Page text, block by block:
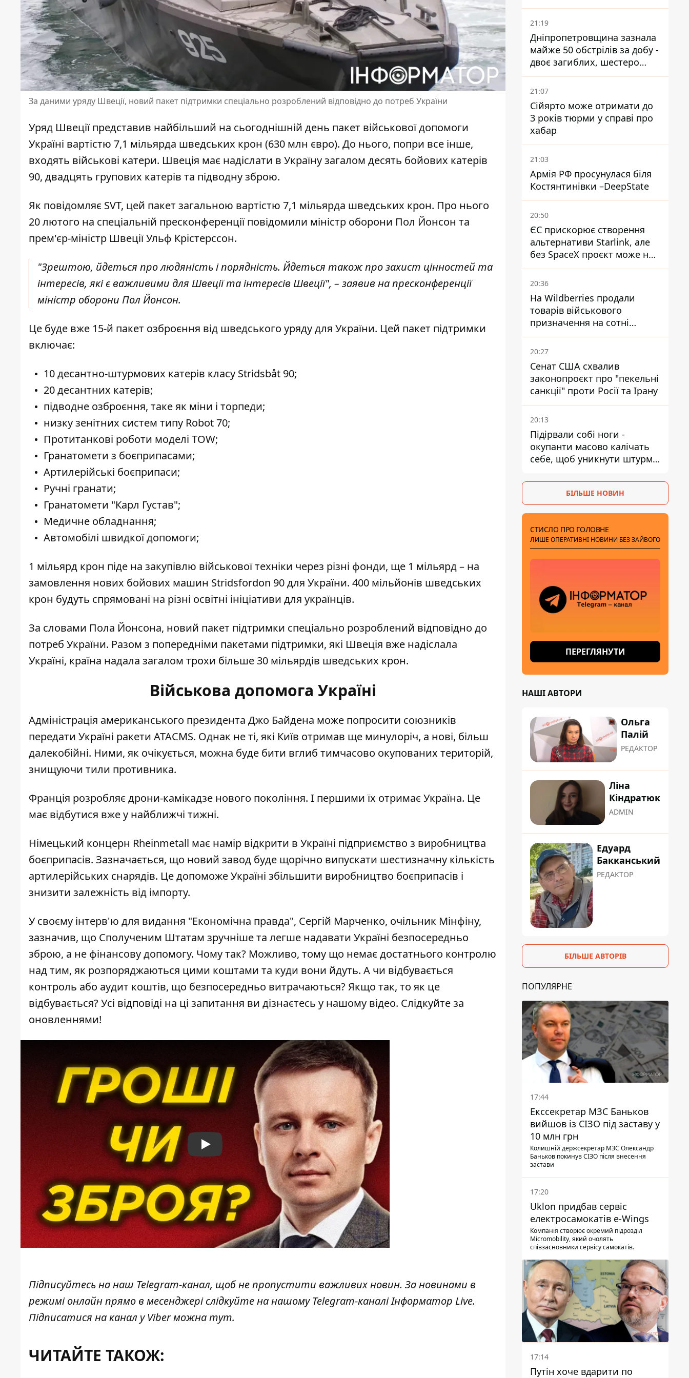
За даними уряду Швеції, новий пакет підтримки спеціально розроблений відповідно до потреб України
Уряд Швеції представив найбільший на сьогоднішній день пакет військової допомоги
Україні вартістю 7,1 мільярда шведських крон (630 млн євро). До нього, попри все інше,
входять військові катери. Швеція має надіслати в Україну загалом десять бойових катерів
90, двадцять групових катерів та підводну зброю.
Як повідомляє SVT, цей пакет загальною вартістю 7,1 мільярда шведських крон. Про нього
20 лютого на спеціальній пресконференції повідомили міністр оборони Пол Йонсон та
прем'єр-міністр Швеції Ульф Крістерссон.
"Зрештою, йдеться про людяність і порядність. Йдеться також про захист цінностей та
інтересів, які є важливими для Швеції та інтересів Швеції", – заявив на пресконференції
міністр оборони Пол Йонсон.
Це буде вже 15-й пакет озброєння від шведського уряду для України. Цей пакет підтримки
включає:
10 десантно-штурмових катерів класу Stridsbåt 90;
20 десантних катерів;
підводне озброєння, таке як міни і торпеди;
низку зенітних систем типу Robot 70;
Протитанкові роботи моделі TOW;
Гранатомети з боєприпасами;
Артилерійські боєприпаси;
Ручні гранати;
Гранатомети "Карл Густав";
Медичне обладнання;
Автомобілі швидкої допомоги;
1 мільярд крон піде на закупівлю військової техніки через різні фонди, ще 1 мільярд – на
замовлення нових бойових машин Stridsfordon 90 для України. 400 мільйонів шведських
крон будуть спрямовані на різні освітні ініціативи для українців.
За словами Пола Йонсона, новий пакет підтримки спеціально розроблений відповідно до
потреб України. Разом з попередніми пакетами підтримки, які Швеція вже надіслала
Україні, країна надала загалом трохи більше 30 мільярдів шведських крон.
Військова допомога Україні
Адміністрація американського президента Джо Байдена може попросити союзників
передати Україні ракети ATACMS. Однак не ті, які Київ отримав ще минулоріч, а нові, більш
далекобійні. Ними, як очікується, можна буде бити вглиб тимчасово окупованих територій,
знищуючи тили противника.
Франція розробляє дрони-камікадзе нового покоління. І першими їх отримає Україна. Це
має відбутися вже у найближчі тижні.
Німецький концерн Rheinmetall має намір відкрити в Україні підприємство з виробництва
боєприпасів. Зазначається, що новий завод буде щорічно випускати шестизначну кількість
артилерійських снарядів. Це допоможе Україні збільшити виробництво боєприпасів і
знизити залежність від імпорту.
У своєму інтерв'ю для видання "Економічна правда", Сергій Марченко, очільник Мінфіну,
зазначив, що Сполученим Штатам зручніше та легше надавати Україні безпосередньо
зброю, а не фінансову допомогу. Чому так? Можливо, тому що немає достатнього контролю
над тим, як розпоряджаються цими коштами та куди вони йдуть. А чи відбувається
контроль або аудит коштів, що безпосередньо витрачаються? Якщо так, то як це
відбувається? Усі відповіді на ці запитання ви дізнаєтесь у нашому відео. Слідкуйте за
оновленнями!
Play
Підписуйтесь на наш Telegram-канал, щоб не пропустити важливих новин. За новинами в
режимі онлайн прямо в месенджері слідкуйте на нашому Telegram-каналіІнформатор Live.
Підписатися на канал у Viber можнатут.
ЧИТАЙТЕ ТАКОЖ:
21:19
Дніпропетровщина зазнала
майже 50 обстрілів за добу -
двоє загиблих, шестеро
постраждалих
21:07
Сійярто може отримати до
3 років тюрми у справі про
хабар
21:03
Армія РФ просунулася біля
Костянтинівки –DeepState
20:50
ЄС прискорює створення
альтернативи Starlink, але
без SpaceX проєкт може не
обійтися
20:36
На Wildberries продали
товарів військового
призначення на сотні
мільйонів, але удари ЗСУ
змінили ситуацію
20:27
Сенат США схвалив
законопроєкт про "пекельні
санкції" проти Росії та Ірану
20:13
Підірвали собі ноги -
окупанти масово калічать
себе, щоб уникнути штурмів
БІЛЬШЕ НОВИН
СТИСЛО ПРО ГОЛОВНЕ
ЛИШЕ ОПЕРАТИВНІ НОВИНИ БЕЗ ЗАЙВОГО
ПЕРЕГЛЯНУТИ
НАШІ АВТОРИ
Ольга
Палій
РЕДАКТОР
Ліна
Кіндратюк
ADMIN
Едуард
Бакканський
РЕДАКТОР
БІЛЬШЕ АВТОРІВ
ПОПУЛЯРНЕ
17:44
Екссекретар МЗС Баньков
вийшов із СІЗО під заставу у
10 млн грн
Колишній держсекретар МЗС Олександр
Баньков покинув СІЗО після внесення
застави
17:20
Uklon придбав сервіс
електросамокатів e-Wings
Компанія створює окремий підрозділ
Micromobility, який очолять
співзасновники сервісу самокатів.
17:14
Путін хоче вдарити по